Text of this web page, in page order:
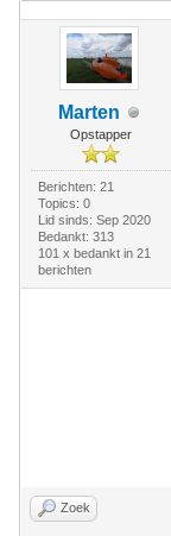
Marten
Opstapper
Berichten: 21
Topics: 0
Lid sinds: Sep 2020
Bedankt: 313
101 x bedankt in 21
berichten
Zoek